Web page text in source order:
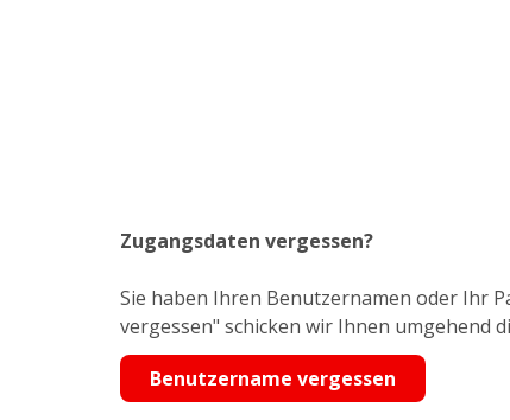
Zugangsdaten vergessen?
Sie haben Ihren Benutzernamen oder Ihr
vergessen" schicken wir Ihnen umgehend
Benutzername vergessen